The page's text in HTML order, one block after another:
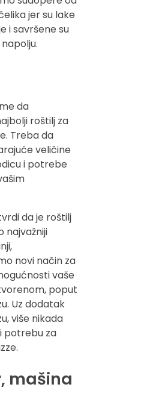
jer su lake
i savršene su
da
roštilj za
Treba da
veličine
i potrebe
da je roštilj
najvažniji
novi način za
vaše
poput
Uz dodatak
više nikada
potrebu za
mašina